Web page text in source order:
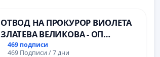
ОТВОД НА ПРОКУРОР ВИОЛЕТА
ЗЛАТЕВА ВЕЛИКОВА - ОП
ДОБРИЧ
469 подписи
469 Подписи / 7 дни